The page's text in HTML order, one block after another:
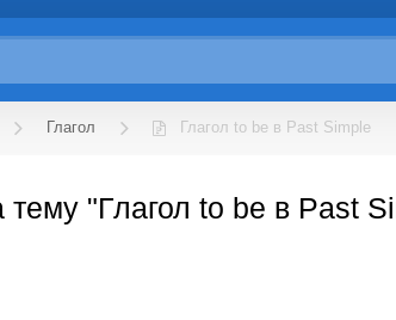
Глагол Глагол to be в Past Simple
тему "Глагол to be в Past